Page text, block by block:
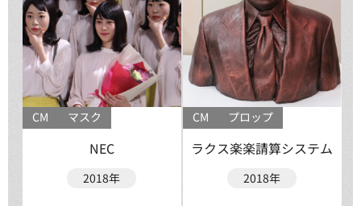
CM マスク
NEC
2018年
CM プロップ
ラクス楽楽請算システム
2018年